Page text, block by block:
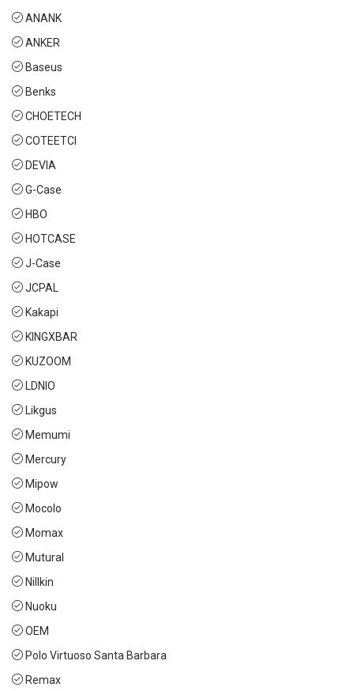
ANANK
ANKER
Baseus
Benks
CHOETECH
COTEETCI
DEVIA
G-Case
HBO
HOTCASE
J-Case
JCPAL
Kakapi
KINGXBAR
KUZOOM
LDNIO
Likgus
Memumi
Mercury
Mipow
Mocolo
Momax
Mutural
Nillkin
Nuoku
OEM
Polo Virtuoso Santa Barbara
Remax